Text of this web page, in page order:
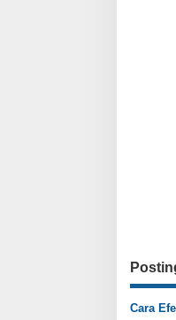
Cara